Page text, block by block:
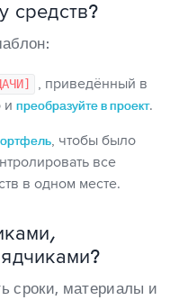
средств?
, приведённый в
ипреобразуйте в проект.
, чтобы было
все
в одном месте.
сроки, материалы и